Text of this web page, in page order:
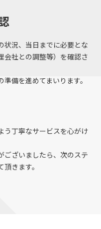
状況、当日までに必要とな
会社との調整等）を確認さ
備を進めてまいります。
う丁寧なサービスを心がけ
ございましたら、次のステ
きます。